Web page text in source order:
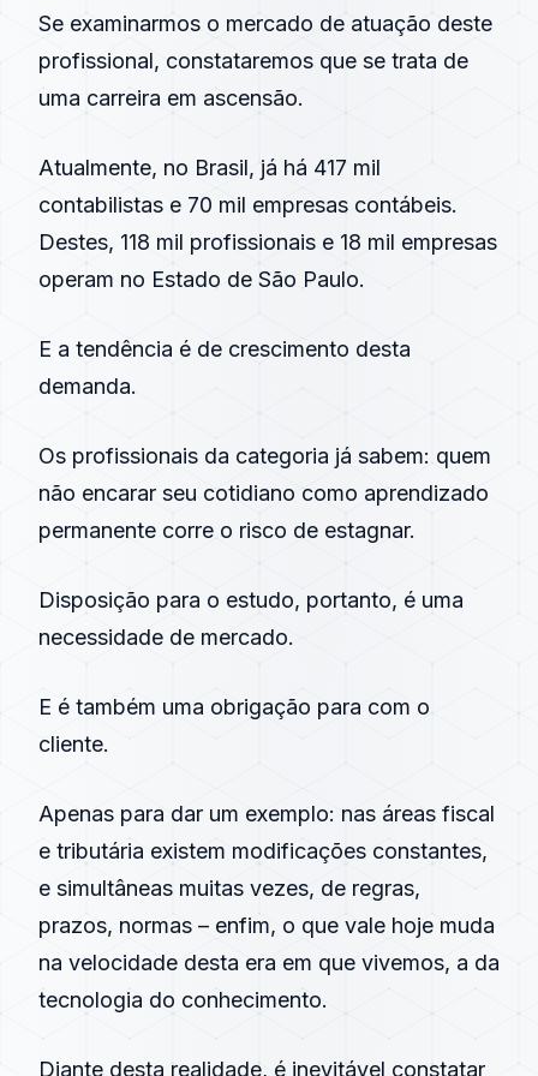
Se examinarmos o mercado de atuação deste
profissional, constataremos que se trata de
uma carreira em ascensão.
Atualmente, no Brasil, já há 417 mil
contabilistas e 70 mil empresas contábeis.
Destes, 118 mil profissionais e 18 mil empresas
operam no Estado de São Paulo.
E a tendência é de crescimento desta
demanda.
Os profissionais da categoria já sabem: quem
não encarar seu cotidiano como aprendizado
permanente corre o risco de estagnar.
Disposição para o estudo, portanto, é uma
necessidade de mercado.
E é também uma obrigação para com o
cliente.
Apenas para dar um exemplo: nas áreas fiscal
e tributária existem modificações constantes,
e simultâneas muitas vezes, de regras,
prazos, normas – enfim, o que vale hoje muda
na velocidade desta era em que vivemos, a da
tecnologia do conhecimento.
Diante desta realidade, é inevitável constatar